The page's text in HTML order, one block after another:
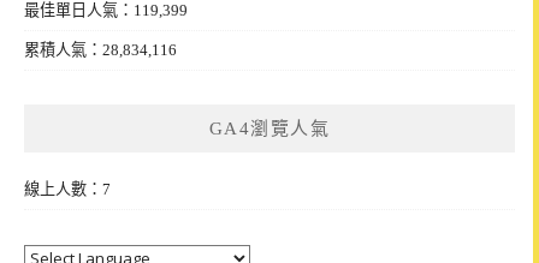
最佳單日人氣：119,399
累積人氣：28,834,116
GA4瀏覽人氣
線上人數：7